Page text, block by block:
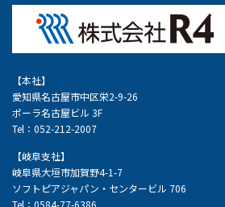
【本社】
愛知県名古屋市中区栄2-9-26
ポーラ名古屋ビル 3F
Tel：052-212-2007
【岐阜支社】
岐阜県大垣市加賀野4-1-7
ソフトピアジャパン・センタービル 706
Tel：0584-77-6386